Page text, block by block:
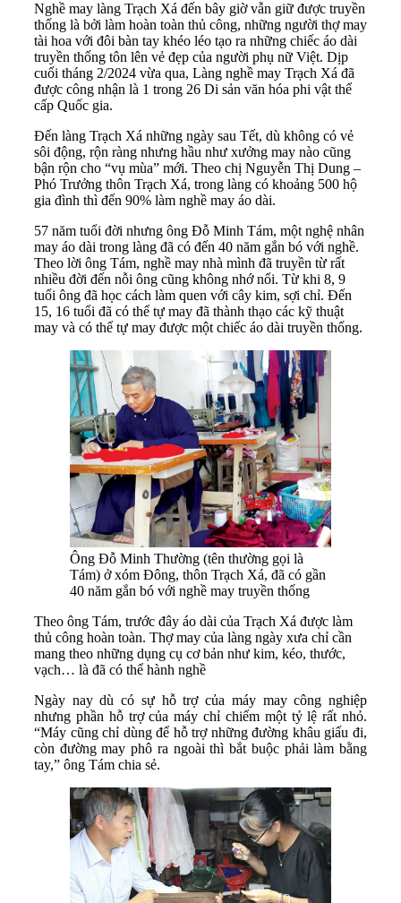
Nghề may làng Trạch Xá đến bây giờ vẫn giữ được truyền
thống là bởi làm hoàn toàn thủ công, những người thợ may
tài hoa với đôi bàn tay khéo léo tạo ra những chiếc áo dài
truyền thống tôn lên vẻ đẹp của người phụ nữ Việt. Dịp
cuối tháng 2/2024 vừa qua, Làng nghề may Trạch Xá đã
được công nhận là 1 trong 26 Di sản văn hóa phi vật thể
cấp Quốc gia.
Đến làng Trạch Xá những ngày sau Tết, dù không có vẻ
sôi động, rộn ràng nhưng hầu như xưởng may nào cũng
bận rộn cho “vụ mùa” mới. Theo chị Nguyễn Thị Dung –
Phó Trưởng thôn Trạch Xá, trong làng có khoảng 500 hộ
gia đình thì đến 90% làm nghề may áo dài.
57 năm tuổi đời nhưng ông Đỗ Minh Tám, một nghệ nhân
may áo dài trong làng đã có đến 40 năm gắn bó với nghề.
Theo lời ông Tám, nghề may nhà mình đã truyền từ rất
nhiều đời đến nỗi ông cũng không nhớ nổi. Từ khi 8, 9
tuổi ông đã học cách làm quen với cây kim, sợi chỉ. Đến
15, 16 tuổi đã có thể tự may đã thành thạo các kỹ thuật
may và có thể tự may được một chiếc áo dài truyền thống.
Ông Đỗ Minh Thường (tên thường gọi là
Tám) ở xóm Đông, thôn Trạch Xá, đã có gần
40 năm gắn bó với nghề may truyền thống
Theo ông Tám, trước đây áo dài của Trạch Xá được làm
thủ công hoàn toàn. Thợ may của làng ngày xưa chỉ cần
mang theo những dụng cụ cơ bản như kim, kéo, thước,
vạch… là đã có thể hành nghề
Ngày nay dù có sự hỗ trợ của máy may công nghiệp
nhưng phần hỗ trợ của máy chỉ chiếm một tỷ lệ rất nhỏ.
“Máy cũng chỉ dùng để hỗ trợ những đường khâu giấu đi,
còn đường may phô ra ngoài thì bắt buộc phải làm bằng
tay,” ông Tám chia sẻ.